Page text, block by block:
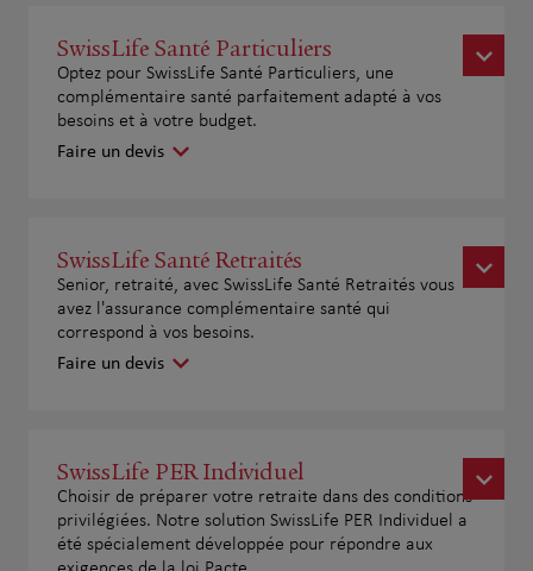
SwissLife Santé Particuliers
Optez pour SwissLife Santé Particuliers, une
complémentaire santé parfaitement adapté à vos
besoins et à votre budget.
Faire un devis
SwissLife Santé Retraités
Senior, retraité, avec SwissLife Santé Retraités vous
avez l'assurance complémentaire santé qui
correspond à vos besoins.
Faire un devis
SwissLife PER Individuel
Choisir de préparer votre retraite dans des conditions
privilégiées. Notre solution SwissLife PER Individuel a
été spécialement développée pour répondre aux